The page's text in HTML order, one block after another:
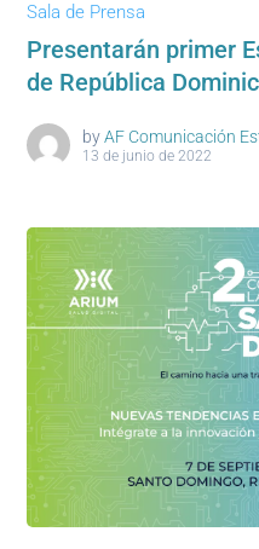
Sala de Prensa
Presentarán primer
de República
by AF Comunicación
13 de junio de 2022